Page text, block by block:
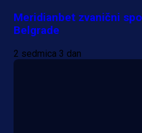
Meridianbet zvanični
Belgrade
2 sedmica 3 dan